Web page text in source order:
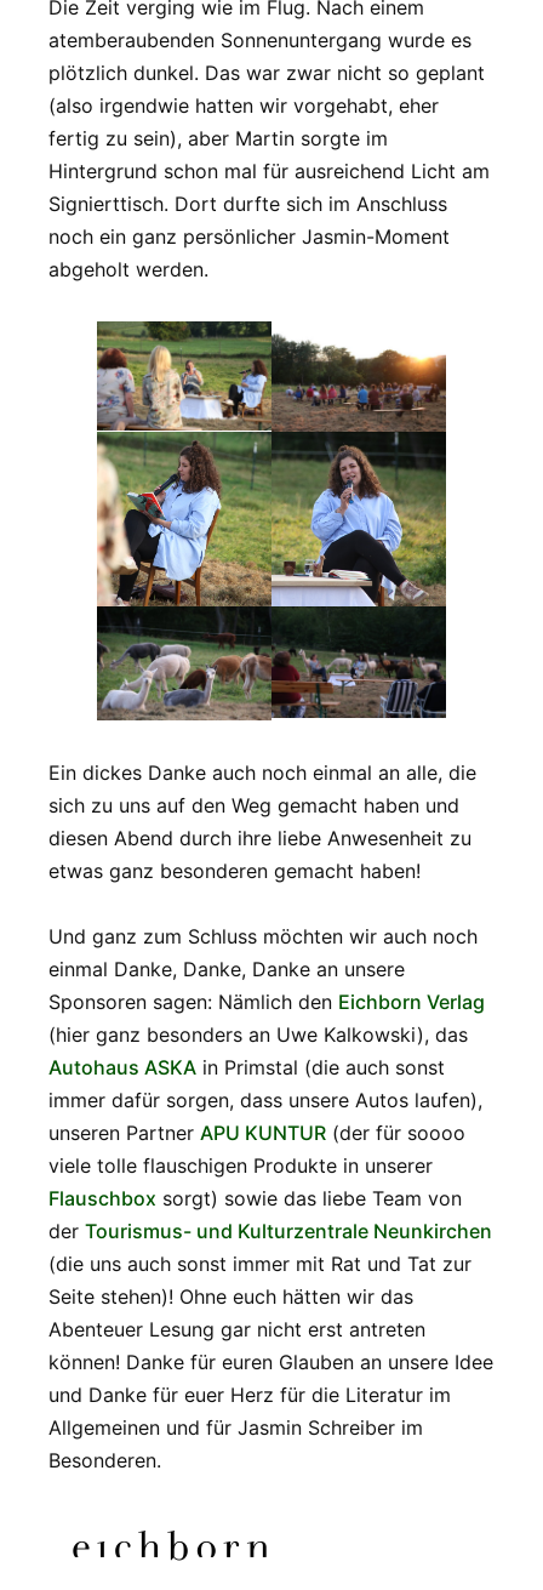
Die Zeit verging wie im Flug. Nach einem
atemberaubenden Sonnenuntergang wurde es
plötzlich dunkel. Das war zwar nicht so geplant
(also irgendwie hatten wir vorgehabt, eher
fertig zu sein), aber Martin sorgte im
Hintergrund schon mal für ausreichend Licht am
Signierttisch. Dort durfte sich im Anschluss
noch ein ganz persönlicher Jasmin-Moment
abgeholt werden.
Ein dickes Danke auch noch einmal an alle, die
sich zu uns auf den Weg gemacht haben und
diesen Abend durch ihre liebe Anwesenheit zu
etwas ganz besonderen gemacht haben!
Und ganz zum Schluss möchten wir auch noch
einmal Danke, Danke, Danke an unsere
Sponsoren sagen: Nämlich den Eichborn Verlag
(hier ganz besonders an Uwe Kalkowski), das
Autohaus ASKA in Primstal (die auch sonst
immer dafür sorgen, dass unsere Autos laufen),
unseren Partner APU KUNTUR (der für soooo
viele tolle flauschigen Produkte in unserer
Flauschbox sorgt) sowie das liebe Team von
der Tourismus- und Kulturzentrale Neunkirchen
(die uns auch sonst immer mit Rat und Tat zur
Seite stehen)! Ohne euch hätten wir das
Abenteuer Lesung gar nicht erst antreten
können! Danke für euren Glauben an unsere Idee
und Danke für euer Herz für die Literatur im
Allgemeinen und für Jasmin Schreiber im
Besonderen.